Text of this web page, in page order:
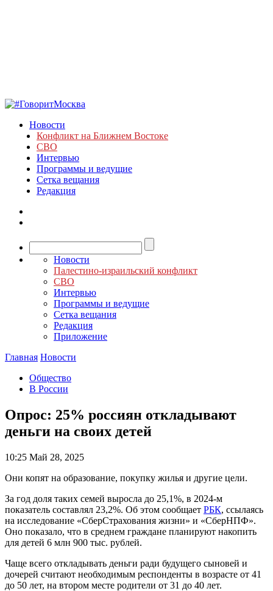
Новости
Конфликт на Ближнем Востоке
СВО
Интервью
Программы и ведущие
Сетка вещания
Редакция
Новости
Палестино-израильский конфликт
СВО
Интервью
Программы и ведущие
Сетка вещания
Редакция
Приложение
Главная Новости
Общество
В России
Опрос: 25% россиян откладывают
деньги на своих детей
10:25 Май 28, 2025
Они копят на образование, покупку жилья и другие цели.
За год доля таких семей выросла до 25,1%, в 2024-м
показатель составлял 23,2%. Об этом сообщает РБК, ссылаясь
на исследование «СберСтрахования жизни» и «СберНПФ».
Оно показало, что в среднем граждане планируют накопить
для детей 6 млн 900 тыс. рублей.
Чаще всего откладывать деньги ради будущего сыновей и
дочерей считают необходимым респонденты в возрасте от 41
до 50 лет, на втором месте родители от 31 до 40 лет.